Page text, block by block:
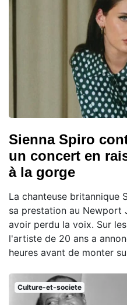
Sienna Spiro
un concert en
à la gorge
La chanteuse britannique
sa prestation au Newport
avoir perdu la voix. Sur
l'artiste de 20 ans a
heures avant de monter
Culture-et-societe